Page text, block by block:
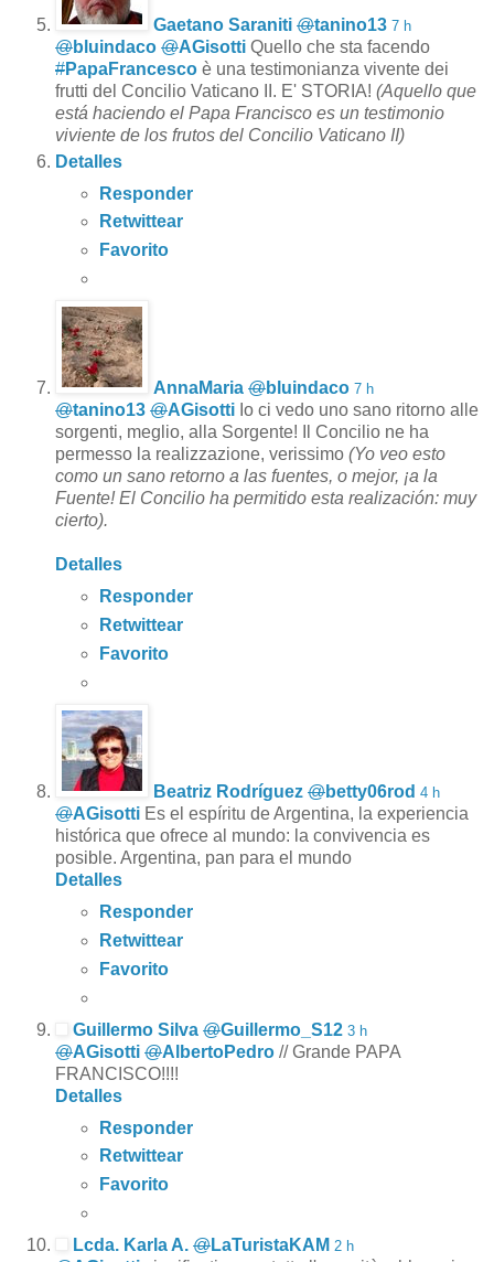
Gaetano Saraniti @tanino13 7 h
@bluindaco @AGisotti Quello che sta facendo
#PapaFrancesco è una testimonianza vivente dei
frutti del Concilio Vaticano II. E' STORIA! (Aquello que
está haciendo el Papa Francisco es un testimonio
viviente de los frutos del Concilio Vaticano II)
Detalles
Responder
Retwittear
Favorito
AnnaMaria @bluindaco 7 h
@tanino13 @AGisotti Io ci vedo uno sano ritorno alle
sorgenti, meglio, alla Sorgente! Il Concilio ne ha
permesso la realizzazione, verissimo (Yo veo esto
como un sano retorno a las fuentes, o mejor, ¡a la
Fuente! El Concilio ha permitido esta realización: muy
cierto).
Detalles
Responder
Retwittear
Favorito
Beatriz Rodríguez @betty06rod 4 h
@AGisotti Es el espíritu de Argentina, la experiencia
histórica que ofrece al mundo: la convivencia es
posible. Argentina, pan para el mundo
Detalles
Responder
Retwittear
Favorito
Guillermo Silva @Guillermo_S12 3 h
@AGisotti @AlbertoPedro // Grande PAPA
FRANCISCO!!!!
Detalles
Responder
Retwittear
Favorito
Lcda. Karla A. @LaTuristaKAM 2 h